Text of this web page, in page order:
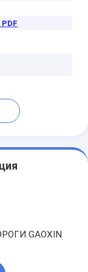
GAOXIN